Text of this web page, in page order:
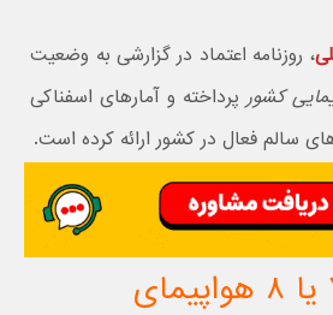
، روزنامه اعتماد در گزارشی به وضعیت
کشورپرداخته و آمارهای اسفناکی
سالم فعال در کشور ارائه کرده است.
در ایران تنها ۷ یا ۸ هواپیمای